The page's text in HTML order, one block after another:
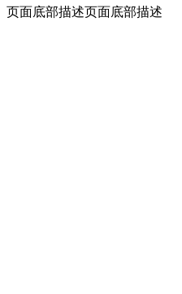
页面底部描述页面底部描述